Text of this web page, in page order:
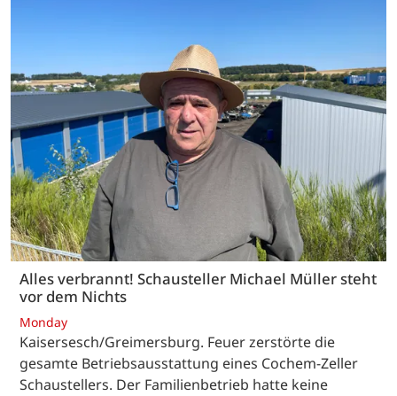
Alles verbrannt! Schausteller Michael Müller steht
vor dem Nichts
Monday
Kaisersesch/Greimersburg. Feuer zerstörte die
gesamte Betriebsausstattung eines Cochem-Zeller
Schaustellers. Der Familienbetrieb hatte keine